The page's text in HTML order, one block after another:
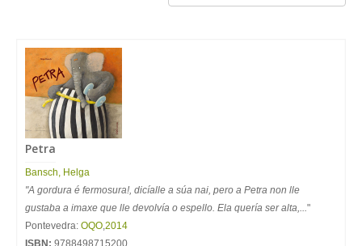
Petra
Bansch, Helga
"A gordura é fermosura!, dicíalle a súa nai, pero a Petra non lle
gustaba a imaxe que lle devolvía o espello. Ela quería ser alta,..."
Pontevedra: OQO,2014
ISBN: 9788498715200